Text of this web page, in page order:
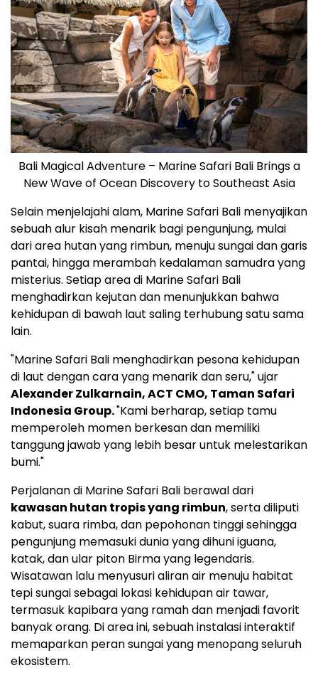
Bali Magical Adventure – Marine Safari Bali Brings a
New Wave of Ocean Discovery to Southeast Asia
Selain menjelajahi alam, Marine Safari Bali menyajikan
sebuah alur kisah menarik bagi pengunjung, mulai
dari area hutan yang rimbun, menuju sungai dan garis
pantai, hingga merambah kedalaman samudra yang
misterius. Setiap area di Marine Safari Bali
menghadirkan kejutan dan menunjukkan bahwa
kehidupan di bawah laut saling terhubung satu sama
lain.
"Marine Safari Bali menghadirkan pesona kehidupan
di laut dengan cara yang menarik dan seru," ujar
Alexander Zulkarnain, ACT CMO, Taman Safari
Indonesia Group."Kami berharap, setiap tamu
memperoleh momen berkesan dan memiliki
tanggung jawab yang lebih besar untuk melestarikan
bumi."
Perjalanan di Marine Safari Bali berawal dari
kawasan hutan tropis yang rimbun, serta diliputi
kabut, suara rimba, dan pepohonan tinggi sehingga
pengunjung memasuki dunia yang dihuni iguana,
katak, dan ular piton Birma yang legendaris.
Wisatawan lalu menyusuri aliran air menuju habitat
tepi sungai sebagai lokasi kehidupan air tawar,
termasuk kapibara yang ramah dan menjadi favorit
banyak orang. Di area ini, sebuah instalasi interaktif
memaparkan peran sungai yang menopang seluruh
ekosistem.